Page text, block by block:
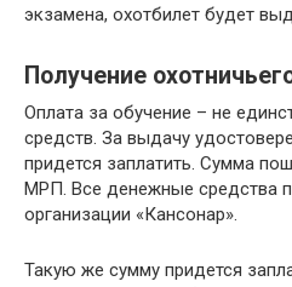
экзамена, охотбилет будет
Получение
Оплата за обучение – не
средств. За выдачу
придется заплатить. Сумма
МРП. Все денежные средства
организации «Кансонар».
Такую же сумму придется